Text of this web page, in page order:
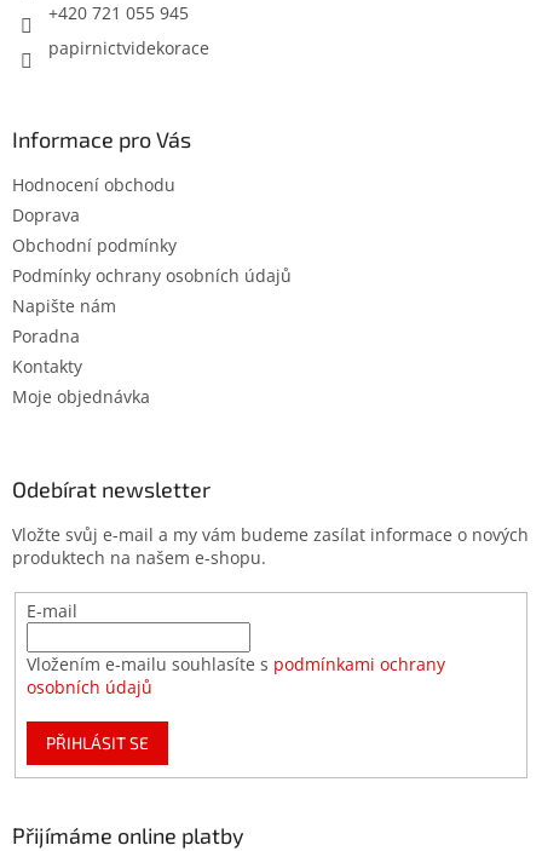
+420 721 055 945
papirnictvidekorace
Informace pro Vás
Hodnocení obchodu
Doprava
Obchodní podmínky
Podmínky ochrany osobních údajů
Napište nám
Poradna
Kontakty
Moje objednávka
Odebírat newsletter
Vložte svůj e-mail a my vám budeme zasílat informace o nových
produktech na našem e-shopu.
E-mail
Vložením e-mailu souhlasíte s podmínkami ochrany
osobních údajů
PŘIHLÁSIT SE
Přijímáme online platby